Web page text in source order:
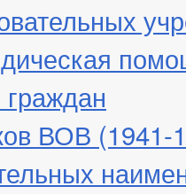
ВОВ (1941-